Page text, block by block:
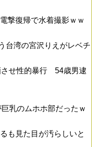
撃復帰で水着撮影ｗｗ
台湾の宮沢りえがレベチ
させ性的暴行 54歳男逮
乳のムホホ部だったｗ
も見た目が汚らしいと